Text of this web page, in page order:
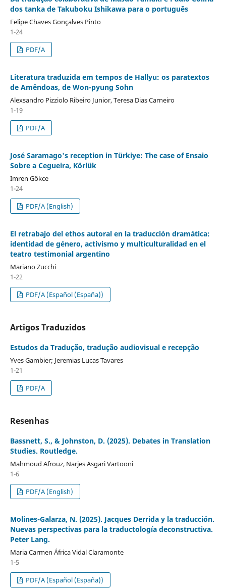
dos tanka de Takuboku Ishikawa para o português
Felipe Chaves Gonçalves Pinto
1-24
PDF/A
Literatura traduzida em tempos de Hallyu: os paratextos
de Amêndoas, de Won-pyung Sohn
Alexsandro Pizziolo Ribeiro Junior, Teresa Dias Carneiro
1-19
PDF/A
José Saramago's reception in Türkiye: The case of Ensaio
Sobre a Cegueira, Körlük
Imren Gökce
1-24
PDF/A (English)
El retrabajo del ethos autoral en la traducción dramática:
identidad de género, activismo y multiculturalidad en el
teatro testimonial argentino
Mariano Zucchi
1-22
PDF/A (Español (España))
Artigos Traduzidos
Estudos da Tradução, tradução audiovisual e recepção
Yves Gambier; Jeremias Lucas Tavares
1-21
PDF/A
Resenhas
Bassnett, S., & Johnston, D. (2025). Debates in Translation
Studies. Routledge.
Mahmoud Afrouz, Narjes Asgari Vartooni
1-6
PDF/A (English)
Molines-Galarza, N. (2025). Jacques Derrida y la traducción.
Nuevas perspectivas para la traductología deconstructiva.
Peter Lang.
Maria Carmen África Vidal Claramonte
1-5
PDF/A (Español (España))